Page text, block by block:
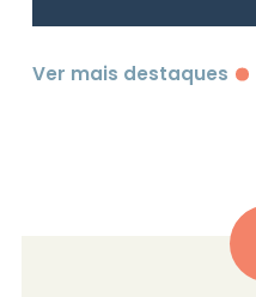
Ver mais destaques